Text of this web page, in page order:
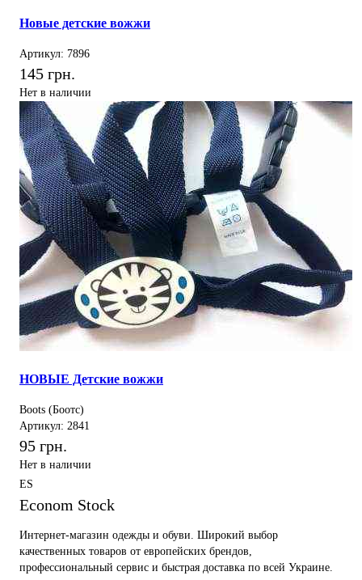
Новые детские вожжи
Артикул: 7896
145 грн.
Нет в наличии
НОВЫЕ Детские вожжи
Boots (Боотс)
Артикул: 2841
95 грн.
Нет в наличии
ES
Econom Stock
Интернет-магазин одежды и обуви. Широкий выбор
качественных товаров от европейских брендов,
профессиональный сервис и быстрая доставка по всей Украине.